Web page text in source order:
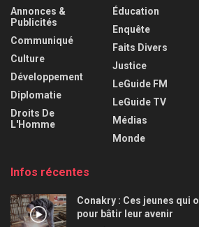
Annonces &
Publicités
Communiqué
Culture
Développement
Diplomatie
Droits De
L'Homme
Éducation
Enquête
Faits Divers
Justice
LeGuide FM
LeGuide TV
Médias
Monde
Infos récentes
Conakry : Ces jeunes qui
pour bâtir leur avenir